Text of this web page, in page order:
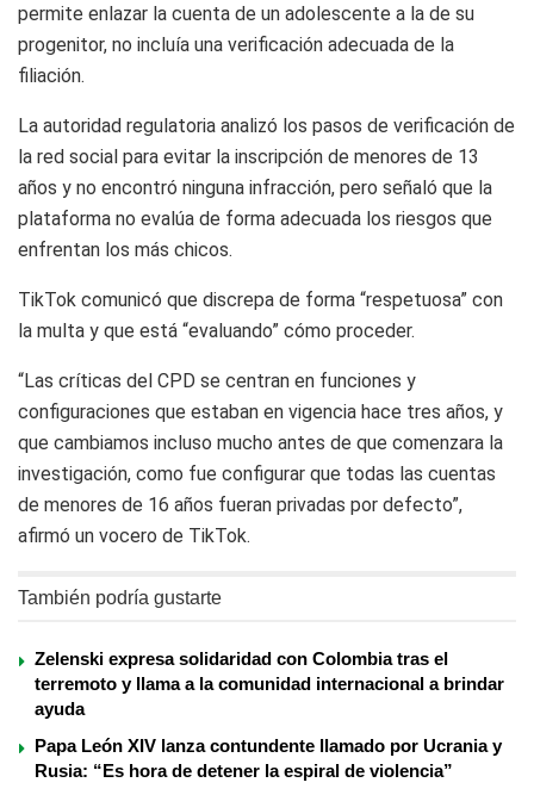
permite enlazar la cuenta de un adolescente a la de su
progenitor, no incluía una verificación adecuada de la
filiación.
La autoridad regulatoria analizó los pasos de verificación de
la red social para evitar la inscripción de menores de 13
años y no encontró ninguna infracción, pero señaló que la
plataforma no evalúa de forma adecuada los riesgos que
enfrentan los más chicos.
TikTok comunicó que discrepa de forma “respetuosa” con
la multa y que está “evaluando” cómo proceder.
“Las críticas del CPD se centran en funciones y
configuraciones que estaban en vigencia hace tres años, y
que cambiamos incluso mucho antes de que comenzara la
investigación, como fue configurar que todas las cuentas
de menores de 16 años fueran privadas por defecto”,
afirmó un vocero de TikTok.
También podría gustarte
Zelenski expresa solidaridad con Colombia tras el
terremoto y llama a la comunidad internacional a brindar
ayuda
Papa León XIV lanza contundente llamado por Ucrania y
Rusia: “Es hora de detener la espiral de violencia”